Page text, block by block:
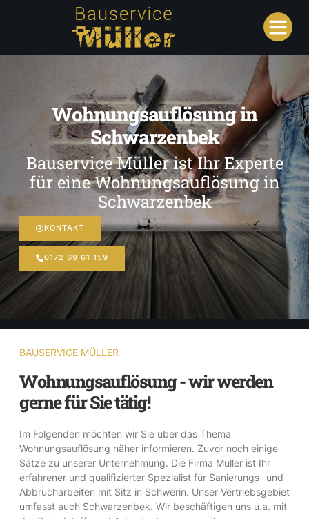
Wohnungsauflösung in
Schwarzenbek
Bauservice Müller ist Ihr Experte
für eine Wohnungsauflösung in
Schwarzenbek
KONTAKT
0172 69 61 159
BAUSERVICE MÜLLER
Wohnungsauflösung - wir werden
gerne für Sie tätig!
Im Folgenden möchten wir Sie über das Thema
Wohnungsauflösung näher informieren. Zuvor noch einige
Sätze zu unserer Unternehmung. Die Firma Müller ist Ihr
erfahrener und qualifizierter Spezialist für Sanierungs- und
Abbrucharbeiten mit Sitz in Schwerin. Unser Vertriebsgebiet
umfasst auch Schwarzenbek. Wir beschäftigen uns u.a. mit